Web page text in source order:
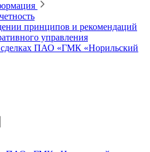
принципов и рекомендаций
управления
ПАО «ГМК «Норильский